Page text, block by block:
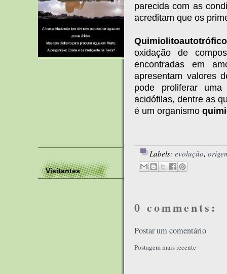
Visitantes
parecida com as
acreditam que os
Quimiolitoautotrófico
oxidação de
encontradas em
apresentam valores
pode proliferar uma
acidófilas, dentre as
é um organismo
Labels: evolução,
0 comments:
Postar um comentário
Postagem mais recente